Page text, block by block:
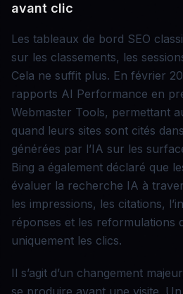
avant clic
Les tableaux de bord SEO
sur les classements, les
Cela ne suffit plus. En février
rapports AI Performance en
Webmaster Tools, permettant
quand leurs sites sont cités
générées par l’IA sur les
Bing a également déclaré que
évaluer la recherche IA à
les impressions, les citations,
réponses et les reformulations
uniquement les clics.
Il s’agit d’un changement